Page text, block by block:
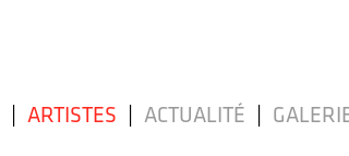
ARTISTES ACTUALITÉ